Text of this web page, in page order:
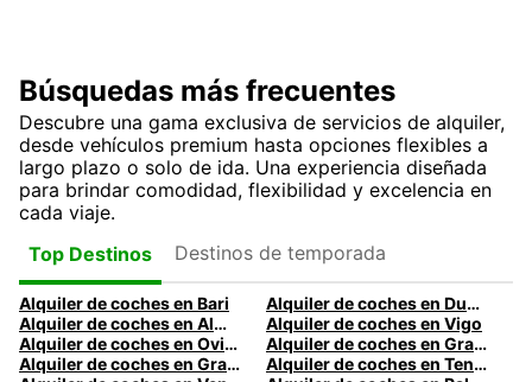
Búsquedas más frecuentes
Descubre una gama exclusiva de servicios de alquiler,
desde vehículos premium hasta opciones flexibles a
largo plazo o solo de ida. Una experiencia diseñada
para brindar comodidad, flexibilidad y excelencia en
cada viaje.
Top Destinos
Destinos de temporada
Alquiler de coches en Bari
Alquiler de coches en Dublín
Alquiler de coches en Almería
Alquiler de coches en Vigo
Alquiler de coches en Oviedo
Alquiler de coches en Granada
Alquiler de coches en Gran Canaria
Alquiler de coches en Tenerife